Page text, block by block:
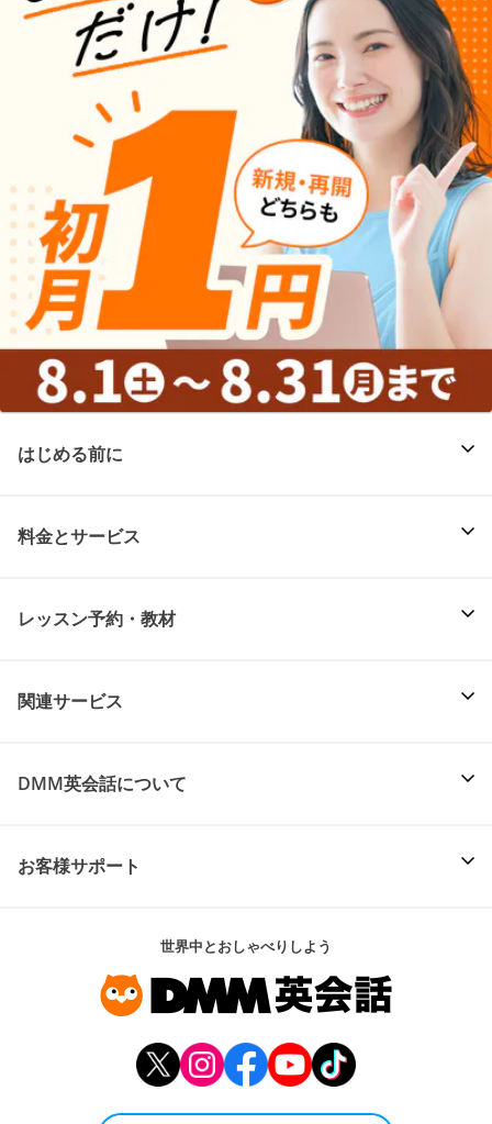
はじめる前に
料金とサービス
レッスン予約・教材
関連サービス
DMM英会話について
お客様サポート
世界中とおしゃべりしよう